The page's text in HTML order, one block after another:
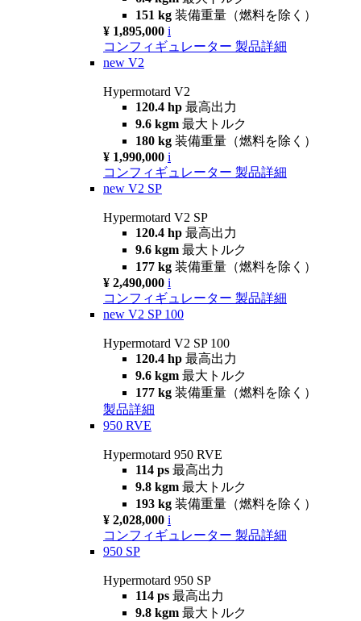
151 kg 装備重量（燃料を除く）
¥ 1,895,000 i
コンフィギュレーター 製品詳細
new V2
Hypermotard V2
120.4 hp 最高出力
9.6 kgm 最大トルク
180 kg 装備重量（燃料を除く）
¥ 1,990,000 i
コンフィギュレーター 製品詳細
new V2 SP
Hypermotard V2 SP
120.4 hp 最高出力
9.6 kgm 最大トルク
177 kg 装備重量（燃料を除く）
¥ 2,490,000 i
コンフィギュレーター 製品詳細
new V2 SP 100
Hypermotard V2 SP 100
120.4 hp 最高出力
9.6 kgm 最大トルク
177 kg 装備重量（燃料を除く）
製品詳細
950 RVE
Hypermotard 950 RVE
114 ps 最高出力
9.8 kgm 最大トルク
193 kg 装備重量（燃料を除く）
¥ 2,028,000 i
コンフィギュレーター 製品詳細
950 SP
Hypermotard 950 SP
114 ps 最高出力
9.8 kgm 最大トルク